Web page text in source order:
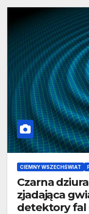
CIEMNY WSZECHŚWIAT
Czarna
zjadająca
detektory fal